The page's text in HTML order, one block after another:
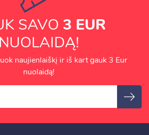
SAVO 3 EUR
NUOLAIDĄ!
naujienlaiškį ir iš kart gauk 3 Eur
nuolaidą!